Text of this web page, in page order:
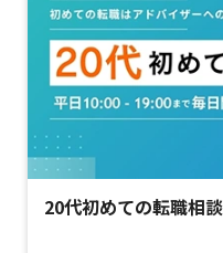
20代初めての転職相